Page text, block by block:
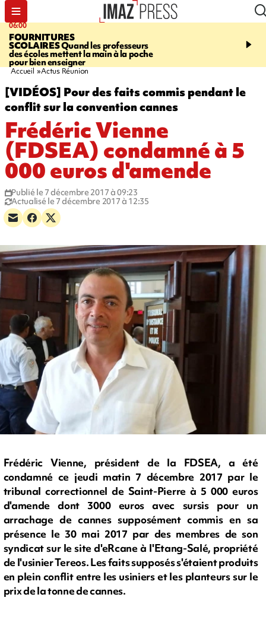
06:00
FOURNITURES
SCOLAIRESQuand les professeurs
des écoles mettent la main à la poche
pour bien enseigner
08:37
La flamme
Accueil Actus Réunion
[VIDÉOS] Pour des faits commis pendant le
conflit sur la convention cannes
Frédéric Vienne
(FDSEA) condamné à 5
000 euros d'amende
Publié le 7 décembre 2017 à 09:23
Actualisé le 7 décembre 2017 à 12:35
Frédéric Vienne, président de la FDSEA, a été
condamné ce jeudi matin 7 décembre 2017 par le
tribunal correctionnel de Saint-Pierre à 5 000 euros
d'amende dont 3000 euros avec sursis pour un
arrachage de cannes supposément commis en sa
présence le 30 mai 2017 par des membres de son
syndicat sur le site d'eRcane à l'Etang-Salé, propriété
de l'usinier Tereos. Les faits supposés s'étaient produits
en plein conflit entre les usiniers et les planteurs sur le
prix de la tonne de cannes.